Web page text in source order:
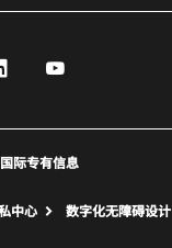
LinkedIn
际专有信息
中心 数字化无障碍设计